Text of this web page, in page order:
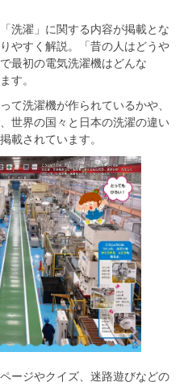
洗濯」に関する内容が掲載とな
やすく解説。「昔の人はどうや
最初の電気洗濯機はどんな
す。
て洗濯機が作られているかや、
世界の国々と日本の洗濯の違い
載されています。
ージやクイズ、迷路遊びなどの